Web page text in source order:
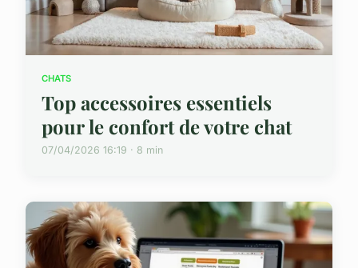
CHATS
Top accessoires essentiels
pour le confort de votre chat
07/04/2026 16:19 · 8 min